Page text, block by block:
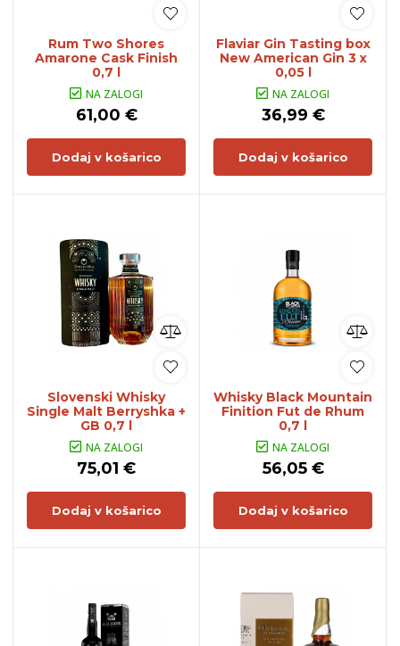
Rum Two Shores
Amarone Cask Finish
0,7 l
NA ZALOGI
61,00 €
Dodaj v košarico
Flaviar Gin Tasting box
New American Gin 3 x
0,05 l
NA ZALOGI
36,99 €
Dodaj v košarico
Slovenski Whisky
Single Malt Berryshka +
GB 0,7 l
NA ZALOGI
75,01 €
Dodaj v košarico
Whisky Black Mountain
Finition Fut de Rhum
0,7 l
NA ZALOGI
56,05 €
Dodaj v košarico